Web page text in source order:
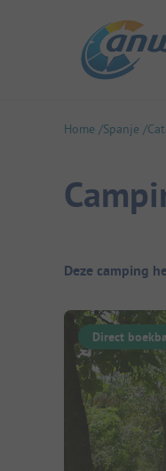
Home Spanje
Deze camping
Direct